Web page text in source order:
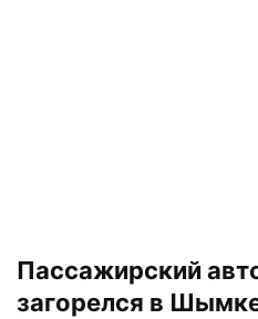
Пассажирский
загорелся в